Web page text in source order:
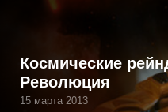
Космические
Революция
15 марта 2013